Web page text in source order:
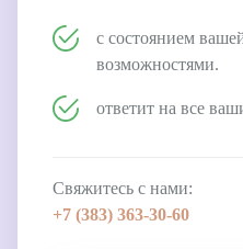
с состоянием
возможностями.
ответит на все
Свяжитесь с нами:
+7 (383) 363-30-60